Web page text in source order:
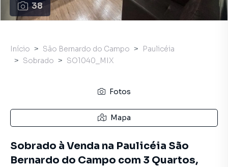
38
Início São Bernardo do Campo
Paulicéia
Sobrado
SO1040_MIX
Fotos
Mapa
Sobrado à Venda na Paulicéia São
Bernardo do Campo com 3 Quartos,